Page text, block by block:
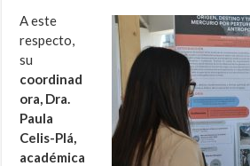
A este
respecto,
su
coordinad
ora, Dra.
Paula
Celis-Plá,
académica